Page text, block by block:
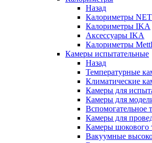
Назад
Калориметры
Калориметры IKA
Аксессуары IKA
Калориметры
Камеры испытательные
Назад
Температурные
Климатические
Камеры для
Камеры для
Вспомогательное
Камеры для
Камеры шокового
Вакуумные